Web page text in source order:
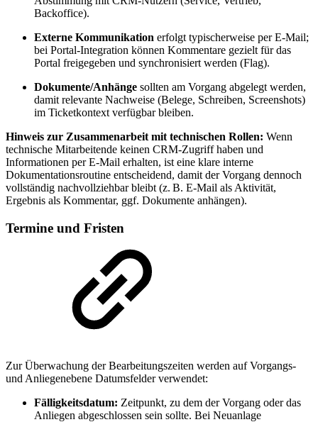
Backoffice).
Externe Kommunikation erfolgt typischerweise per E-Mail;
bei Portal-Integration können Kommentare gezielt für das
Portal freigegeben und synchronisiert werden (Flag).
Dokumente/Anhänge sollten am Vorgang abgelegt werden,
damit relevante Nachweise (Belege, Schreiben, Screenshots)
im Ticketkontext verfügbar bleiben.
Hinweis zur Zusammenarbeit mit technischen Rollen: Wenn
technische Mitarbeitende keinen CRM-Zugriff haben und
Informationen per E-Mail erhalten, ist eine klare interne
Dokumentationsroutine entscheidend, damit der Vorgang dennoch
vollständig nachvollziehbar bleibt (z. B. E-Mail als Aktivität,
Ergebnis als Kommentar, ggf. Dokumente anhängen).
Termine und Fristen
Zur Überwachung der Bearbeitungszeiten werden auf Vorgangs-
und Anliegenebene Datumsfelder verwendet:
Fälligkeitsdatum: Zeitpunkt, zu dem der Vorgang oder das
Anliegen abgeschlossen sein sollte. Bei Neuanlage